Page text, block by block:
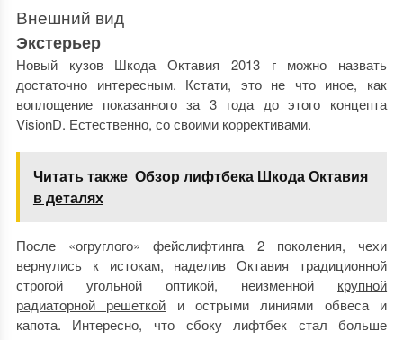
Внешний вид
Экстерьер
Новый кузов Шкода Октавия 2013 гможно назвать
достаточно интересным. Кстати, это не что иное, как
воплощение показанного за 3 года до этого концепта
VisionD. Естественно, со своими коррективами.
Читать также Обзор лифтбека Шкода Октавия
в деталях
После «огруглого» фейслифтинга 2 поколения, чехи
вернулись к истокам, наделив Октавия традиционной
строгой угольной оптикой, неизменной крупной
радиаторной решеткой и острыми линиями обвеса и
капота. Интересно, что сбоку лифтбек стал больше